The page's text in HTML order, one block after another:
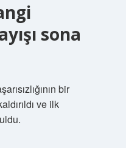
sona
bir
ve ilk